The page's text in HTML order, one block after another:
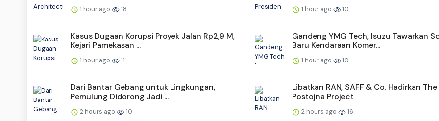
1 hour ago 18 1 hour ago 10
Kasus Dugaan Korupsi Proyek Jalan Rp2,9 M,
Kejari Pamekasan ...
1 hour ago 11
Gandeng YMG Tech, Isuzu Tawarkan
Baru Kendaraan Komer...
1 hour ago 10
Dari Bantar Gebang untuk Lingkungan,
Pemulung Didorong Jadi ...
2 hours ago 10
Libatkan RAN, SAFF & Co. Hadirkan The
Postojna Project
2 hours ago 16